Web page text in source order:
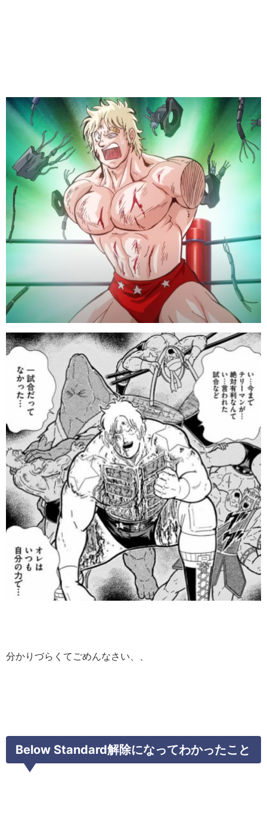
分かりづらくてごめんなさい、、
Below Standard解除になってわかったこと